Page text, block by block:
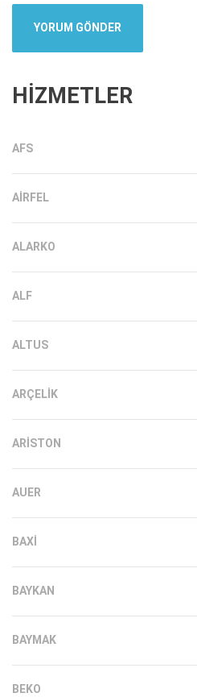
HİZMETLER
AFS
AIRFEL
ALARKO
ALF
ALTUS
ARÇELIK
ARISTON
AUER
BAXI
BAYKAN
BAYMAK
BEKO